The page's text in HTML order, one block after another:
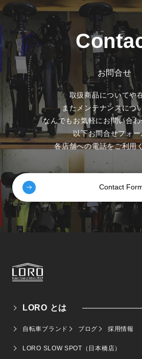
お問合せ
取扱商品についてや
またメンテナンスにつ
なんでもお気軽にお問い合わ
以下お問合せフォー
各店舗への電話をご利用
Contact
LORO とは
自転車ブランド ブログ 採用情報
LORO SLOW SPOT（日本橋店）